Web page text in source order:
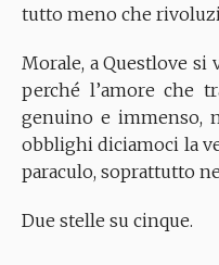
tutto meno che
Morale, a Questlove si
perché l’amore che
genuino e immenso,
obblighi diciamoci la
paraculo, soprattutto
Due stelle su cinque.